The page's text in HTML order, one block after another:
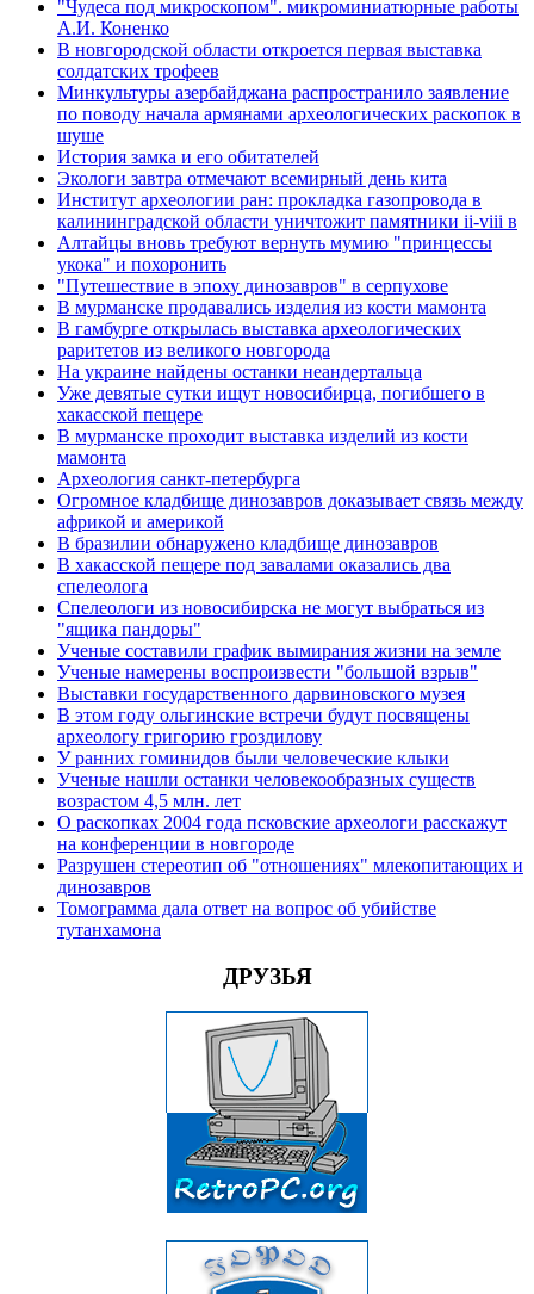
"Чудеса под микроскопом". микроминиатюрные работы
А.И. Коненко
В новгородской области откроется первая выставка
солдатских трофеев
Минкультуры азеpбайджана распространило заявление
по поводу начала аpмянами археологических раскопок в
шуше
История замка и его обитателей
Экологи завтра отмечают всемирный день кита
Институт археологии ран: прокладка газопровода в
калининградской области уничтожит памятники ii-viii в
Алтайцы вновь требуют вернуть мумию "принцессы
укока" и похоронить
"Путешествие в эпоху динозавров" в серпухове
В мурманске продавались изделия из кости мамонта
В гамбурге открылась выставка археологических
раритетов из великого новгорода
На украине найдены останки неандертальца
Уже девятые сутки ищут новосибирца, погибшего в
хакасской пещере
В мурманске проходит выставка изделий из кости
мамонта
Археология санкт-петербурга
Огромное кладбище динозавров доказывает связь между
африкой и америкой
В бразилии обнаружено кладбище динозавров
В хакасской пещере под завалами оказались два
спелеолога
Спелеологи из новосибирска не могут выбраться из
"ящика пандоры"
Ученые составили график вымирания жизни на земле
Ученые намерены воспроизвести "большой взрыв"
Выставки государственного дарвиновского музея
В этом году ольгинские встречи будут посвящены
археологу григорию гроздилову
У ранних гоминидов были человеческие клыки
Ученые нашли останки человекообразных существ
возрастом 4,5 млн. лет
О раскопках 2004 года псковские археологи расскажут
на конференции в новгороде
Разрушен стереотип об "отношениях" млекопитающих и
динозавров
Томограмма дала ответ на вопрос об убийстве
тутанхамона
ДРУЗЬЯ